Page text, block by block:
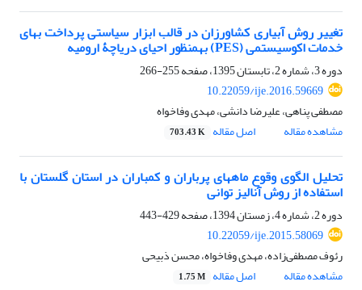
تغییر روش آبیاری کشاورزان در قالب ابزار سیاستی پرداخت بهای
خدمات اکوسیستمی (PES) به‏منظور احیای دریاچۀ ارومیه
دوره 3، شماره 2، تابستان 1395، صفحه
255-266
10.22059/ije.2016.59669
مصطفی پناهی، علیرضا دانشی، مهدی وفاخواه
مشاهده مقاله
اصل مقاله 703.43 K
تحلیل الگوی وقوع ماه‏های پرباران و کم‏باران در استان گلستان با
استفاده از روش آنالیز توانی
دوره 2، شماره 4، زمستان 1394، صفحه
429-443
10.22059/ije.2015.58069
رئوف مصطفی‌زاده، مهدی وفاخواه، محسن ذبیحی
مشاهده مقاله
اصل مقاله 1.75 M